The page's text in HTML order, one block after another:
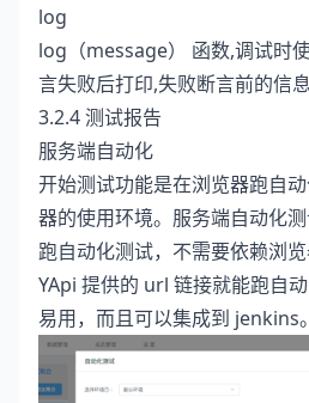
log
log（message） 函数,调试时
言失败后打印,失败断言前的信息
3.2.4 测试报告
服务端自动化
开始测试功能是在浏览器跑自
器的使用环境。服务端自动化
跑自动化测试，不需要依赖浏
YApi 提供的 url 链接就能跑自
易用，而且可以集成到 jenkins。